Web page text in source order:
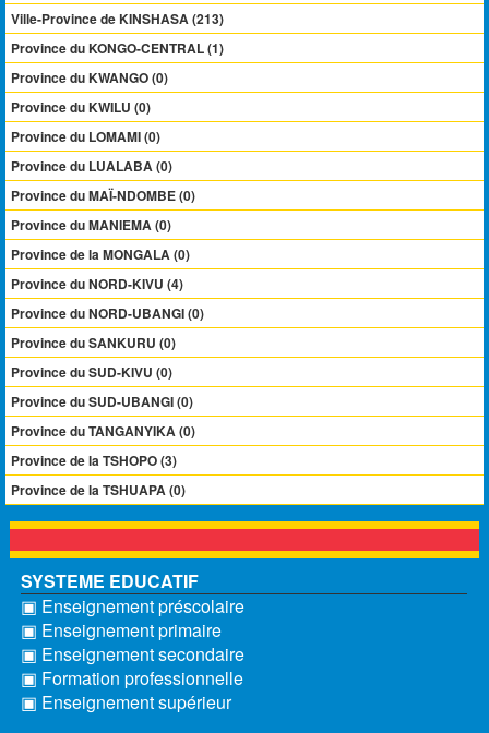
Ville-Province de KINSHASA (213)
Province du KONGO-CENTRAL (1)
Province du KWANGO (0)
Province du KWILU (0)
Province du LOMAMI (0)
Province du LUALABA (0)
Province du MAÏ-NDOMBE (0)
Province du MANIEMA (0)
Province de la MONGALA (0)
Province du NORD-KIVU (4)
Province du NORD-UBANGI (0)
Province du SANKURU (0)
Province du SUD-KIVU (0)
Province du SUD-UBANGI (0)
Province du TANGANYIKA (0)
Province de la TSHOPO (3)
Province de la TSHUAPA (0)
SYSTEME EDUCATIF
▣ Enseignement préscolaire
▣ Enseignement primaire
▣ Enseignement secondaire
▣ Formation professionnelle
▣ Enseignement supérieur